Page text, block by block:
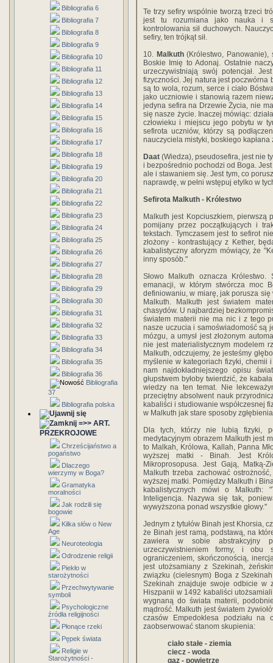
Bibliografia 6
Bibliografia 7
Bibliografia 8
Bibliografia 9
Bibliografia 10
Bibliografia 11
Bibliografia 12
Bibliografia 13
Bibliografia 14
Bibliografia 15
Bibliografia 16
Bibliografia 17
Bibliografia 18
Bibliografia 19
Bibliografia 20
Bibliografia 21
Bibliografia 22
Bibliografia 23
Bibliografia 24
Bibliografia 25
Bibliografia 26
Bibliografia 27
Bibliografia 28
Bibliografia 29
Bibliografia 30
Bibliografia 31
Bibliografia 32
Bibliografia 33
Bibliografia 34
Bibliografia 35
Bibliografia 36
Bibliografia
37
Bibliografia polska
=>> ART.
PRZEKROJOWE
Chrześcijaństwo a
pogaństwo
Dlaczego
wierzymy w Boga?
Gramatyka
moralności
Jak rodzili się
bogowie
Kilka słów o New
Age
Neuroteologia
Odrodzenie religii
Piekło w
starożytności
Przechwytywanie
symboli
Psychologiczne
źródła religijności
Płonące rzeki
Pępek świata
Religie w
Starożytności -
Te trzy sefiry wspólnie tworzą trzeci
jest tu rozumiana jako nauka i
kontrolowania sił duchowych.
sefiry, ten trójkąt sił.
10. Malkuth(Królestwo, Panowanie),
Boskie Imię to Adonaj. Ostatnie
urzeczywistniają swój potencjał.
fizyczności. Jej natura jest poczwórna
są to wola, rozum, serce i ciało
jako uczniowie i stanowią razem
jedyna sefira na Drzewie Życia, nie
się nasze życie. Inaczej mówiąc:
człowieku i miejscu jego pobytu w
sefirota uczniów, którzy są
nauczyciela mistyki, boskiego
Daat (Wiedza), pseudosefira, jest nie
i bezpośrednio pochodzi od Boga.
ale i stawaniem się. Jest tym, co
naprawdę, w pełni wstępuj etylko w
Sefirota Malkuth - Królestwo
Malkuth jest Kopciuszkiem, pierwszą
pomijany przez początkujących i
tekstach. Tymczasem jest to sefirot
złożony - kontrastujący z Kether,
kabalistyczny aforyzm mówiący, że
inny sposób."
Słowo Malkuth oznacza
emanacji, w którym stwórcza moc
definiowaniu, w miarę, jak porusza
Malkuth. Malkuth jest światem
chasydów. U najbardziej
światem materii nie ma nic i z tego
nasze uczucia i samoświadomość są
mózgu, a umysł jest złożonym
nie jest materialistycznym modelem
Malkuth, odczujemy, że jesteśmy
myślenie w kategoriach fizyki, chemii
nam najdokładniejszego opisu
głupstwem byłoby twierdzić, że
wiedzy na ten temat. Nie
przeciętny absolwent nauk
kabaliści i studiowanie współczesnej
w Malkuth jak stare sposoby
Dla tych, którzy nie lubią fizyki,
medytacyjnym obrazem Malkuth jest
to Malkah, Królowa, Kallah, Panna
wyższej matki - Binah. Jest
Mikroprosopusa. Jest Gają,
Malkuth trzeba zachować
wyższej matki. Pomiędzy Malkuth i
kabalistycznych mówi o Malkuth:
Inteligencja. Nazywa się tak,
wywyższona ponad wszystkie głowy."
Jednym z tytułów Binah jest Khorsia,
że Binah jest ramą, podstawą, na
zawiera w sobie abstrakcyjny
urzeczywistnieniem formy, i obu
ograniczeniem, skończonością,
jest utożsamiany z Szekinah,
związku (cielesnym) Boga z
Szekinah znajduje swoje odbicie w
Hiszpanii w 1492 kabaliści
wygnaną do świata materii,
mądrość. Malkuth jest światem
czasów Empedoklesa podziału na
zaobserwować stanom skupienia:
ciało stałe - ziemia
ciecz - woda
gaz - powietrze